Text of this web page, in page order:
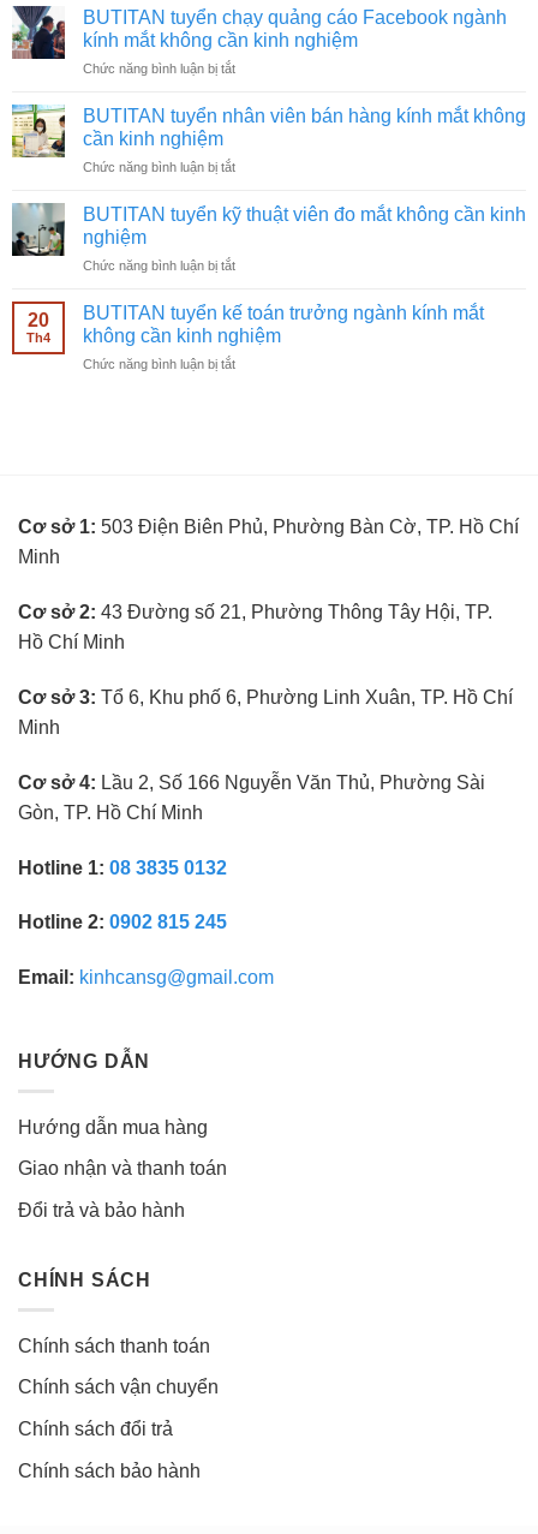
tuyển
quay
video
ngành
mắt
kinh
BUTITAN tuyển chạy quảng cáo Facebook ngành
kính mắt không cần kinh nghiệm
Chức năng bình luận bị tắtở
tuyển
cáo
ngành
không
kinh
nghiệm
BUTITAN tuyển nhân viên bán hàng kính mắt không
cần kinh nghiệm
Chức năng bình luận bị tắtở
tuyển
nhân
bán
kính
mắt
không
cần
BUTITAN tuyển kỹ thuật viên đo mắt không cần kinh
nghiệm
Chức năng bình luận bị tắtở
tuyển
kỹ
thuật
viên
20
Th4
BUTITAN tuyển kế toán trưởng ngành kính mắt
không cần kinh nghiệm
Chức năng bình luận bị tắtở
mắt
nghiệm
Cơ sở 1: 503 Điện Biên Phủ, Phường Bàn Cờ, TP. Hồ Chí
Minh
Cơ sở 2: 43 Đường số 21, Phường Thông Tây Hội, TP.
Hồ Chí Minh
Cơ sở 3: Tổ 6, Khu phố 6, Phường Linh Xuân, TP. Hồ Chí
Minh
Cơ sở 4: Lầu 2, Số 166 Nguyễn Văn Thủ, Phường Sài
Gòn, TP. Hồ Chí Minh
Hotline 1: 08 3835 0132
Hotline 2: 0902 815 245
Email: kinhcansg@gmail.com
HƯỚNG DẪN
Hướng dẫn mua hàng
Giao nhận và thanh toán
Đổi trả và bảo hành
CHÍNH SÁCH
Chính sách thanh toán
Chính sách vận chuyển
Chính sách đổi trả
Chính sách bảo hành